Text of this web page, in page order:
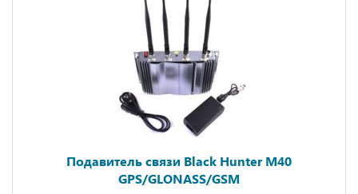
Подавитель связи Black Hunter M40
GPS/GLONASS/GSM